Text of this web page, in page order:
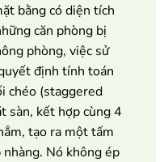
bằng có diện tích
căn phòng bị
phòng, việc sử
định tính toán
chéo (staggered
sàn, kết hợp cùng 4
tạo ra một tấm
Nó không ép